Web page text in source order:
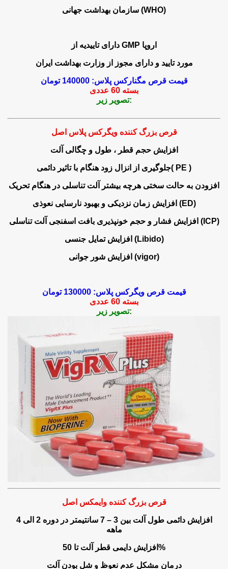
سازمان بهداشت جهانی (WHO)
دارای تاییدیه از GMP اروپا
مورد تایید و دارای مجوز از وزارت بهداشت ایران
قیمت قرص مگنارکس پلاس: 140000 تومان
بسته 60 عددی
تصویر زیر:
قرص بزرگ کننده ویگرکس پلاس اصل
افزایش حجم قطر ، طول و چگالی آلت
جلوگیری از انزال زود هنگام با تاثیر دائمی( PE )
افزودن به حالت سختی هرچه بیشتر آلت تناسلی در هنگام تحریک
افزایش زمان نزدیکی و بهبود نارسایی نعوذی (ED)
افزایش فشار و حجم خونپذیری بافت اسفنجی آلت تناسلی (ICP)
افزایش تمایل جنسی (Libido)
افزایش شور جوانی (vigor)
قیمت قرص ویگرکس پلاس: 130000 تومان
بسته 60 عددی
تصویر زیر:
قرص بزرگ کننده وایمکس اصل
افزایش دائمی طول آلت بین 3 – 7 سانتیمتر در دوره 2 الی 4
ماهه
افزایش دایمی قطر آلت تا 50%
درمان مشکل عدم نعوظ و شل بودن آلت
=> راه حل کوتاهي الت مرداني درمردان | بهترين
=> خريد اينترنتي
=> چگونه الت مرداني خود را با دارو بزرگ کنيم | چگونه
=> چگونه آب کمر افزايش دهيم |
=> روش عملي افزايش طول الت مرداني | راههاي رايج
=> روش جديد براي بزرگ کردن
=> قرص جديد تضميني براي افزايش بزرگي الت
=> نحوه بزرگ کردن الت مرداني
=> راه هاي بزرگ کردن الت مرداني بصورت طبيعي |
=> بزرگ و کلفت کننده
=> بهترين دراز کننده اندام مرداني
=> قرص براي بزرگ شدن دائمي الت
=> قرص آلت مردونه جديد آمريکائي
=> بزرک کردن الت مرداني قرص magnarx plus | روش هاي بزرگ کردن آلت مردونه تناسلي مرد –
=> طب دکتري سنتي ايران سفت
=> رفته سالم بودن چجور